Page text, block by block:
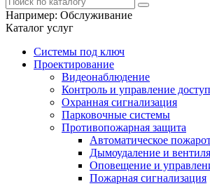
Например: Обслуживание
Каталог услуг
Системы под ключ
Проектирование
Видеонаблюдение
Контроль и управление
Охранная сигнализация
Парковочные системы
Противопожарная защита
Автоматическое
Дымоудаление и
Оповещение и
Пожарная сигнализация